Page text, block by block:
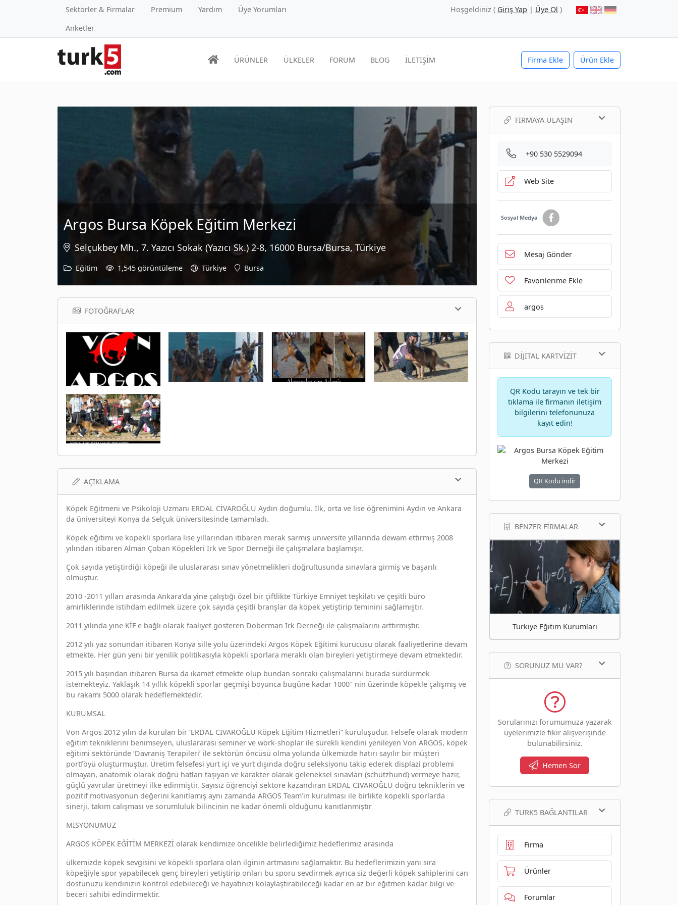
Sektörler & Firmalar Premium Yardım
Üye Yorumları
Anketler
Hoşgeldiniz ( Giriş Yap | Üye Ol )
Firma Ekle Ürün Ekle
ÜRÜNLER ÜLKELER FORUM BLOG İLETİŞİM
Argos Bursa Köpek Eğitim Merkezi
Selçukbey Mh., 7. Yazıcı Sokak (Yazıcı Sk.) 2-8, 16000 Bursa/Bursa, Türkiye
Eğitim 1,545 görüntüleme Türkiye Bursa
FOTOĞRAFLAR
AÇIKLAMA
Köpek Eğitmeni ve Psikoloji Uzmanı ERDAL CİVAROĞLU Aydın doğumlu. İlk, orta ve lise öğrenimini Aydın ve Ankara
da üniversiteyi Konya da Selçuk üniversitesinde tamamladı.
Köpek eğitimi ve köpekli sporlara lise yıllarından itibaren merak sarmış üniversite yıllarında dewam ettirmiş 2008
yılından itibaren Alman Çoban Köpekleri Irk ve Spor Derneği ile çalışmalara başlamışır.
Çok sayıda yetiştirdiği köpeği ile uluslararası sınav yönetmelikleri doğrultusunda sınavlara girmiş ve başarılı
olmuştur.
2010 -2011 yılları arasında Ankara’da yine çalıştığı özel bir çiftlikte Türkiye Emniyet teşkilatı ve çeşitli büro
amirliklerinde istihdam edilmek üzere çok sayıda çeşitli branşlar da köpek yetiştirip teminini sağlamıştır.
2011 yılında yine KİF e bağlı olarak faaliyet gösteren Doberman Irk Derneği ile çalışmalarını arttırmıştır.
2012 yılı yaz sonundan itibaren Konya sille yolu üzerindeki Argos Köpek Eğitimi kurucusu olarak faaliyetlerine devam
etmekte. Her gün yeni bir yenilik politikasıyla köpekli sporlara meraklı olan bireyleri yetiştirmeye devam etmektedir.
2015 yılı başından itibaren Bursa da ikamet etmekte olup bundan sonraki çalışmalarını burada sürdürmek
istemekteyiz. Yaklaşık 14 yıllık köpekli sporlar geçmişi boyunca bugüne kadar 1000″ nin üzerinde köpekle çalışmış ve
bu rakamı 5000 olarak hedeflemektedir.
KURUMSAL
Von Argos 2012 yılın da kurulan bir ‘ERDAL CİVAROĞLU Köpek Eğitim Hizmetleri” kuruluşudur. Felsefe olarak modern
eğitim tekniklerini benimseyen, uluslararası seminer ve work-shoplar ile sürekli kendini yenileyen Von ARGOS, köpek
eğitimi sektöründe ‘Davraniş Terapileri’ ile sektörün öncüsü olma yolunda ülkemizde hatırı sayılır bir müşteri
portföyü oluşturmuştur. Üretim felsefesi yurt içi ve yurt dışında doğru seleksiyonu takip ederek displazi problemi
olmayan, anatomik olarak doğru hatları taşıyan ve karakter olarak geleneksel sınavları (schutzhund) vermeye hazır,
güçlü yavrular üretmeyi ilke edinmiştir. Sayısız öğrenciyi sektore kazandıran ERDAL CİVAROĞLU doğru tekniklerin ve
pozitif motivasyonun değerini kanıtlamış aynı zamanda ARGOS Team’in kurulması ile birlikte köpekli sporlarda
sinerji, takım calışması ve sorumluluk bilincinin ne kadar önemli olduğunu kanıtlanmıştır
MİSYONUMUZ
ARGOS KÖPEK EĞİTİM MERKEZİ olarak kendimize öncelikle belirlediğimiz hedeflerimiz arasında
ülkemizde köpek sevgisini ve köpekli sporlara olan ilginin artmasını sağlamaktır. Bu hedeflerimizin yanı sıra
köpeğiyle spor yapabilecek genç bireyleri yetiştirip onları bu sporu sevdirmek ayrıca siz değerli köpek sahiplerini can
dostunuzu kendinizin kontrol edebileceği ve hayatınızı kolaylaştırabileceği kadar en az bir eğitmen kadar bilgi ve
beceri sahibi edindirmektir.
FIRMAYA ULAŞIN
+90 530 5529094
Web Site
Sosyal Medya
Mesaj Gönder
Favorilerime Ekle
argos
DIJITAL KARTVIZIT
QR Kodu tarayın ve tek bir
tıklama ile firmanın iletişim
bilgilerini telefonunuza
kayıt edin!
QR Kodu indir
BENZER FIRMALAR
Türkiye Eğitim Kurumları
SORUNUZ MU VAR?
Sorularınızı forumumuza yazarak
üyelerimizle fikir alışverişinde
bulunabilirsiniz.
Hemen Sor
TURK5 BAĞLANTILAR
Firma
Ürünler
Forumlar